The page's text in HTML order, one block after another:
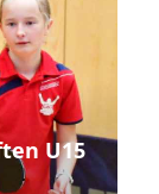
U15